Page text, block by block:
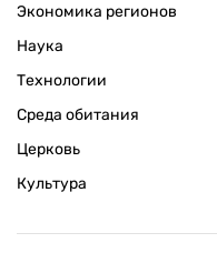
Экономика регионов
Наука
Технологии
Среда обитания
Церковь
Культура